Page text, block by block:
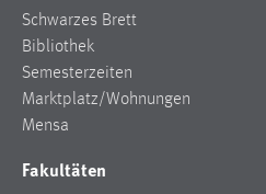
Schwarzes Brett
Bibliothek
Semesterzeiten
Marktplatz/Wohnungen
Mensa
Fakultäten
Cookie Laufzeit:
30 Tage
Name: